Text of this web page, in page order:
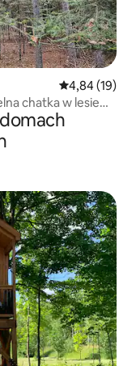
Średnia
4,84 (19)
chatka w lesie